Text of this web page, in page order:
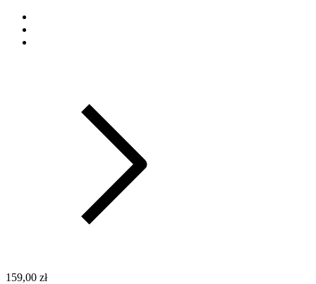
159,00 zł